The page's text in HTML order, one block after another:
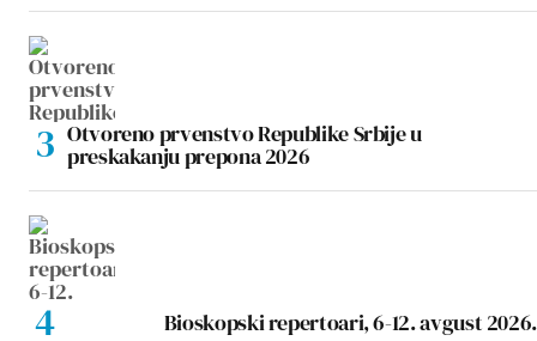
Otvoreno prvenstvo Republike Srbije u
preskakanju prepona 2026
Bioskopski repertoari, 6-12. avgust 2026.